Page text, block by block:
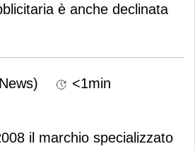
è anche declinata
<1min
il marchio specializzato